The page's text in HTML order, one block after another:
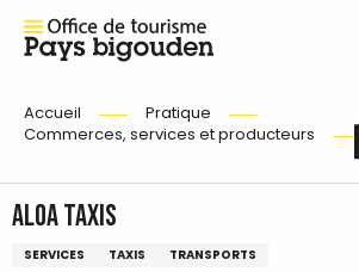
Accueil
Pratique
Commerces, services et producteurs
Aloa Taxis
SERVICES TAXIS TRANSPORTS